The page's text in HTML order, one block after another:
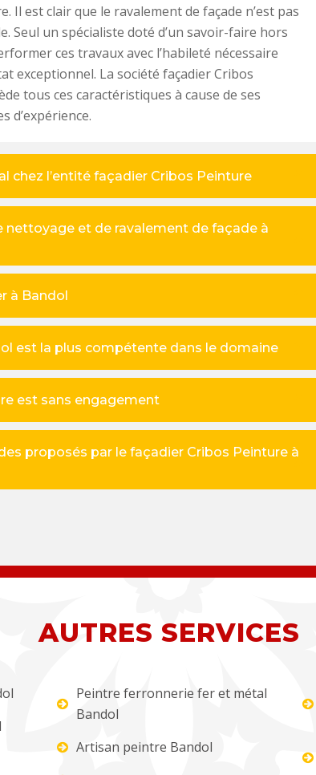
Il est clair que le ravalement de façade n’est pas
Seul un spécialiste doté d’un savoir-faire hors
ces travaux avec l’habileté nécessaire
exceptionnel. La société façadier Cribos
tous ces caractéristiques à cause de ses
d’expérience.
chez l’entité façadier Cribos Peinture
nettoyage et de ravalement de façade à
à Bandol
est la plus compétente dans le domaine
est sans engagement
proposés par le façadier Cribos Peinture à
AUTRES SERVICES
Peintre ferronnerie fer et métal
Bandol
Artisan peintre Bandol